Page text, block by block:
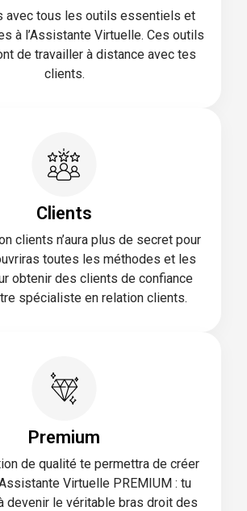
avec tous les outils essentiels et
à l’Assistante Virtuelle. Ces outils
de travailler à distance avec tes
clients.
Clients
clients n’aura plus de secret pour
toutes les méthodes et les
obtenir des clients de confiance
spécialiste en relation clients.
Premium
de qualité te permettra de créer
Virtuelle PREMIUM : tu
devenir le véritable bras droit des